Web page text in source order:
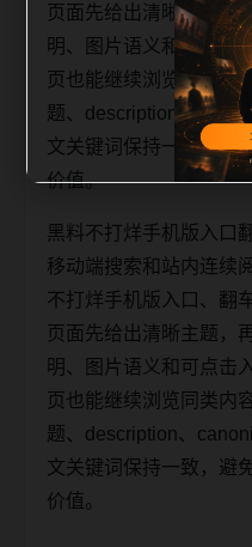
页面先给出清晰主题，
明、图片语义和可点击
页也能继续浏览同类内
题、description、
文关键词保持一致，避
价值。
黑料不打烊手机版入口
移动端搜索和站内连续
不打烊手机版入口、翻
页面先给出清晰主题，
明、图片语义和可点击
页也能继续浏览同类内
题、description、
文关键词保持一致，避
价值。